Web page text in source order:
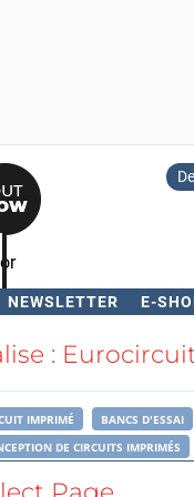
NEWSLETTER E-
:
IMPRIMÉ
BANCS D'ESSAI
DE CIRCUITS IMPRIMÉS